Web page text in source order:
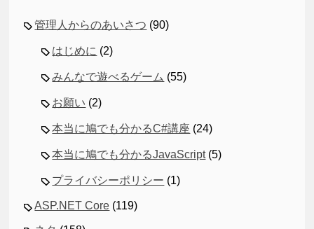
管理人からのあいさつ (90)
はじめに (2)
みんなで遊べるゲーム (55)
お願い (2)
本当に鳩でも分かるC#講座 (24)
本当に鳩でも分かるJavaScript(5)
プライバシーポリシー (1)
ASP.NET Core (119)